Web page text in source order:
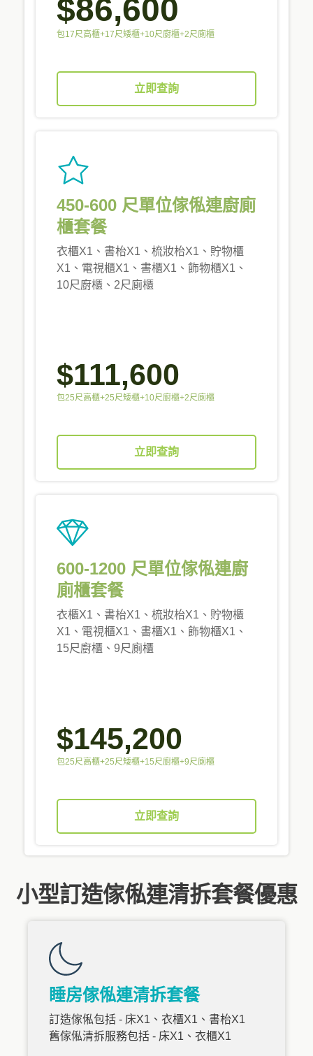
$86,600
包17尺高櫃+17尺矮櫃+10尺廚櫃+2尺廁櫃
立即查詢
450-600 尺單位傢俬連廚廁
櫃套餐
衣櫃X1、書枱X1、梳妝枱X1、貯物櫃
X1、電視櫃X1、書櫃X1、飾物櫃X1、
10尺廚櫃、2尺廁櫃
$111,600
包25尺高櫃+25尺矮櫃+10尺廚櫃+2尺廁櫃
立即查詢
600-1200 尺單位傢俬連廚
廁櫃套餐
衣櫃X1、書枱X1、梳妝枱X1、貯物櫃
X1、電視櫃X1、書櫃X1、飾物櫃X1、
15尺廚櫃、9尺廁櫃
$145,200
包25尺高櫃+25尺矮櫃+15尺廚櫃+9尺廁櫃
立即查詢
小型訂造傢俬連清拆套餐優惠
睡房傢俬連清拆套餐
訂造傢俬包括 - 床X1、衣櫃X1、書枱X1
舊傢俬清拆服務包括 - 床X1、衣櫃X1